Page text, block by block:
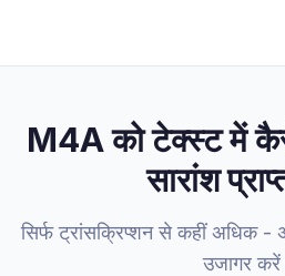
M4A को टेक्स्ट में
सारांश
सिर्फ ट्रांसक्रिप्शन से कहीं अधिक -
उजागर